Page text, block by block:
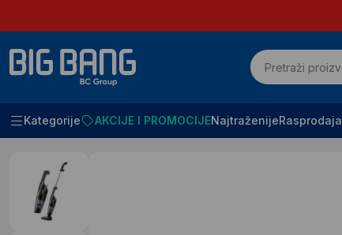
Kategorije AKCIJE I PROMOCIJENajtraženijeRasprodaja
Početna Mali kucni aparati Usisivaci